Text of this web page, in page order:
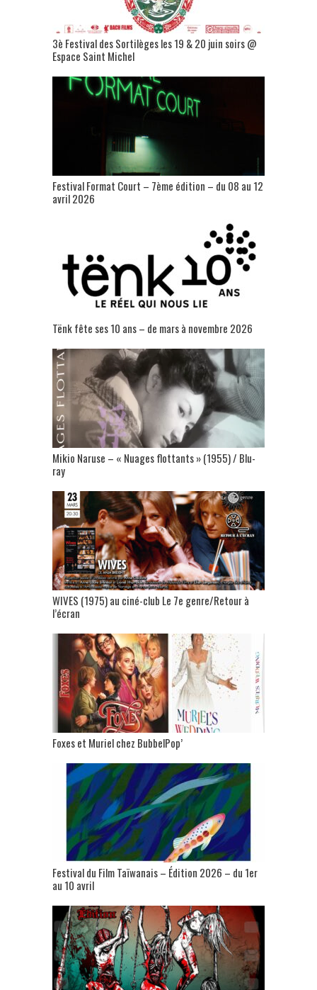
3è Festival des Sortilèges les 19 & 20 juin soirs @
Espace Saint Michel
Festival Format Court – 7ème édition – du 08 au 12
avril 2026
Tënk fête ses 10 ans – de mars à novembre 2026
Mikio Naruse – « Nuages flottants » (1955) / Blu-
ray
WIVES (1975) au ciné-club Le 7e genre/Retour à
l’écran
Foxes et Muriel chez BubbelPop’
Festival du Film Taïwanais – Édition 2026 – du 1er
au 10 avril